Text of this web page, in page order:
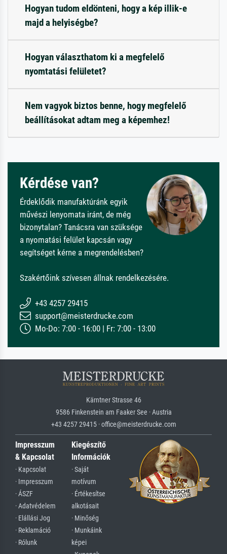
Hogyan tudom eldönteni, hogy a kép illik-e
majd a helyiségbe?
Hogyan választhatom ki a megfelelő
nyomtatási felületet?
Nem vagyok biztos benne, hogy megfelelő
beállításokat adtam meg a képemhez!
Kérdése van?
Érdeklődik manufaktúránk egyik
művészi lenyomata iránt, de még
bizonytalan? Tanácsra van szüksége
a nyomatási felület kapcsán vagy
segítséget kérne a megrendelésben?
Szakértőink szívesen állnak rendelkezésére.
+43 4257 29415
support@meisterdrucke.com
Mo-Do: 7:00 - 16:00 | Fr: 7:00 - 13:00
Kärntner Strasse 46
9586 Finkenstein am Faaker See · Austria
+43 4257 29415 · office@meisterdrucke.com
Impresszum
& Kapcsolat
· Kapcsolat
· Impresszum
· ÁSZF
· Adatvédelem
· Elállási Jog
· Reklamáció
· Rólunk
Kiegészítő
Információk
· Saját
motívum
· Értékesítse
alkotásait
· Minőség
· Munkáink
képei